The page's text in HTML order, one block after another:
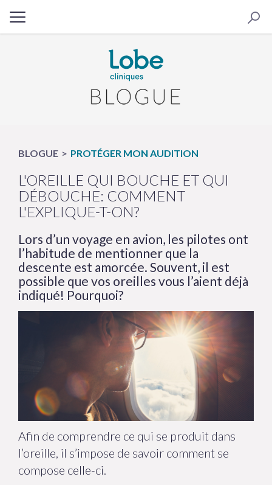
BLOGUE PROTÉGER MON AUDITION
L'OREILLE QUI BOUCHE ET QUI
DÉBOUCHE: COMMENT
L'EXPLIQUE-T-ON?
Lors d’un voyage en avion, les pilotes ont
l’habitude de mentionner que la
descente est amorcée. Souvent, il est
possible que vos oreilles vous l’aient déjà
indiqué! Pourquoi?
Afin de comprendre ce qui se produit dans
l’oreille, il s’impose de savoir comment se
compose celle-ci.